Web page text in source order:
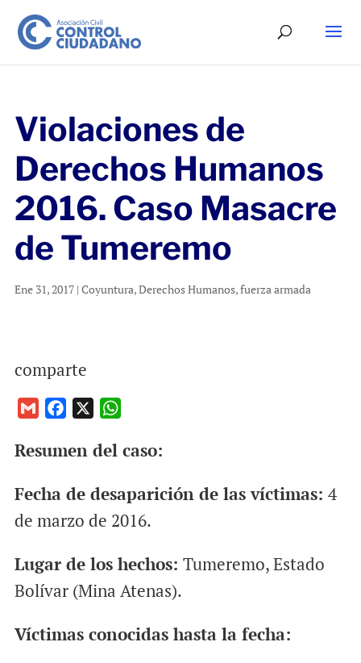
Violaciones de
Derechos Humanos
2016. Caso Masacre
de Tumeremo
Ene 31, 2017| Coyuntura,Derechos Humanos,fuerza armada
comparte
a
l
c
b
k
a
s
A
p
Resumen del caso:
Fecha de desaparición de las víctimas: 4
de marzo de 2016.
Lugar de los hechos: Tumeremo, Estado
Bolívar (Mina Atenas).
Víctimas conocidas hasta la fecha: